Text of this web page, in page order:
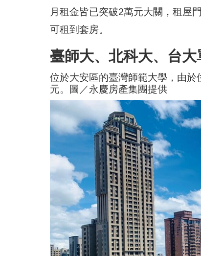
月租金皆已突破2萬元大關，租屋
可租到套房。
臺師大、北科大、台大
位於大安區的臺灣師範大學，由
元。圖／永慶房產集團提供